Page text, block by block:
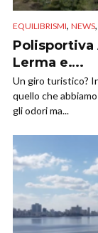
EQUILIBRISMI, NEWS,
Polisportiva
Lerma e….
Un giro turistico?
quello che
gli odori ma...